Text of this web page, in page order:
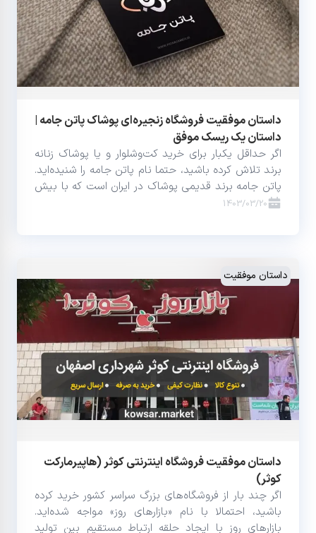
داستان موفقیت فروشگاه زنجیره‌ای پوشاک پاتن جامه |
داستان یک ریسک موفق
اگر حداقل یکبار برای خرید کت‌وشلوار و یا پوشاک زنانه
برند تلاش کرده باشید، حتما نام پاتن جامه را شنیده‌اید.
پاتن جامه برند قدیمی پوشاک در ایران است که با بیش
از 50 شعبه در سراسر کشور فعالیت می‌کند. 1403/03/20
داستان موفقیت
داستان موفقیت فروشگاه اینترنتی کوثر (هاپیرمارکت
کوثر)
اگر چند بار از فروشگاه‌های بزرگ سراسر کشور خرید کرده
باشید، احتمالا با نام «بازارهای روز» مواجه شده‌اید.
بازارهای روز با ایجاد حلقه ارتباط مستقیم بین تولید